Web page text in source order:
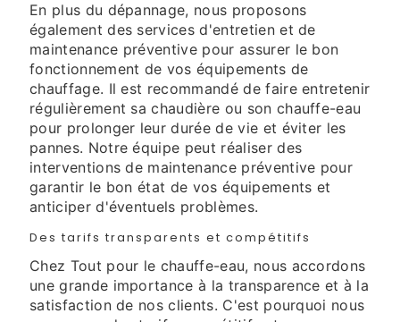
En plus du dépannage, nous proposons
également des services d'entretien et de
maintenance préventive pour assurer le bon
fonctionnement de vos équipements de
chauffage. Il est recommandé de faire entretenir
régulièrement sa chaudière ou son chauffe-eau
pour prolonger leur durée de vie et éviter les
pannes. Notre équipe peut réaliser des
interventions de maintenance préventive pour
garantir le bon état de vos équipements et
anticiper d'éventuels problèmes.
Des tarifs transparents et compétitifs
Chez Tout pour le chauffe-eau, nous accordons
une grande importance à la transparence et à la
satisfaction de nos clients. C'est pourquoi nous